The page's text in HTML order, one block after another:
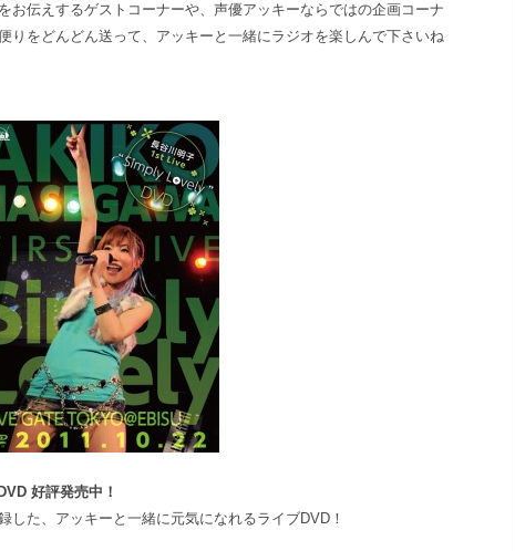
お伝えするゲストコーナーや、声優アッキーならではの企画コーナ
りをどんどん送って、アッキーと一緒にラジオを楽しんで下さいね
好評発売中！
した、アッキーと一緒に元気になれるライブDVD！